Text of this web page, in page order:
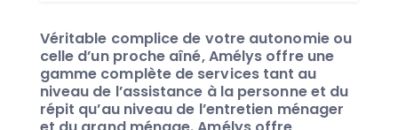
Véritable complice de votre autonomie ou
celle d’un proche aîné, Amélys offre une
gamme complète de services tant au
niveau de l’assistance à la personne et du
répit qu’au niveau de l’entretien ménager